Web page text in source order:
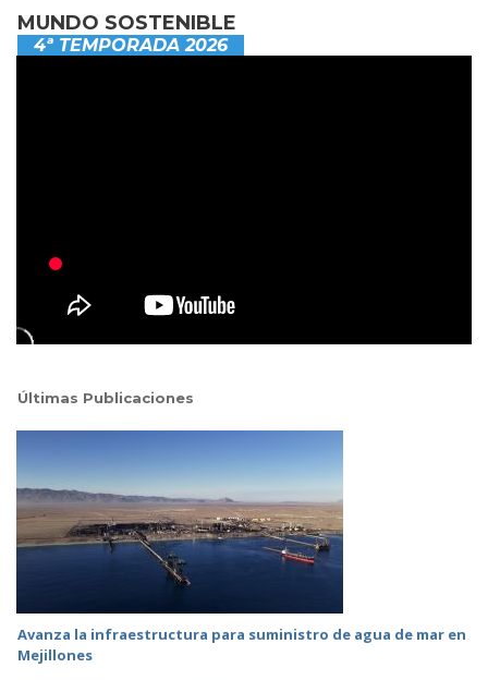
MUNDO SOSTENIBLE
4ª TEMPORADA 2026
Últimas Publicaciones
Avanza la infraestructura para suministro de agua de mar en
Mejillones